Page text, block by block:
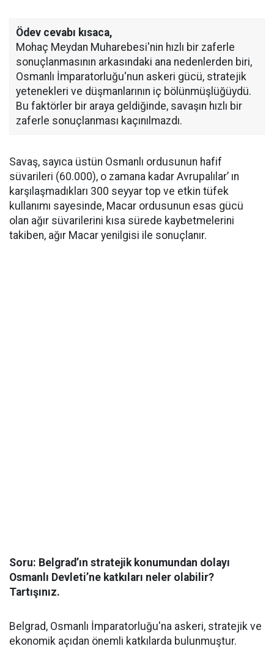
Ödev cevabı kısaca,
Mohaç Meydan Muharebesi'nin hızlı bir zaferle
sonuçlanmasının arkasındaki ana nedenlerden biri,
Osmanlı İmparatorluğu'nun askeri gücü, stratejik
yetenekleri ve düşmanlarının iç bölünmüşlüğüydü.
Bu faktörler bir araya geldiğinde, savaşın hızlı bir
zaferle sonuçlanması kaçınılmazdı.
Savaş, sayıca üstün Osmanlı ordusunun hafif
süvarileri (60.000), o zamana kadar Avrupalılar’ ın
karşılaşmadıkları 300 seyyar top ve etkin tüfek
kullanımı sayesinde, Macar ordusunun esas gücü
olan ağır süvarilerini kısa sürede kaybetmelerini
takiben, ağır Macar yenilgisi ile sonuçlanır.
Soru: Belgrad’ın stratejik konumundan dolayı
Osmanlı Devleti’ne katkıları neler olabilir?
Tartışınız.
Belgrad, Osmanlı İmparatorluğu'na askeri, stratejik ve
ekonomik açıdan önemli katkılarda bulunmuştur.